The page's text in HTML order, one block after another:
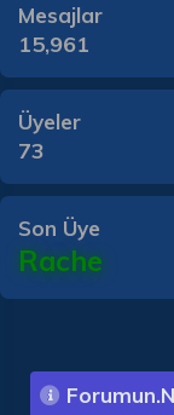
Mesajlar
15,961
Üyeler
73
Son Üye
Rache